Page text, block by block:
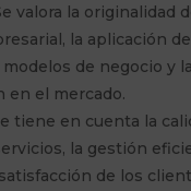
valora la originalidad
la aplicación
de negocio y la
en el mercado.
tiene en cuenta la
la gestión
de los